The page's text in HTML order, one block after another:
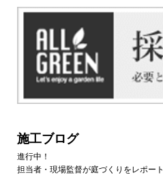
施工ブログ
進行中！
担当者・現場監督が庭づくりをレポート